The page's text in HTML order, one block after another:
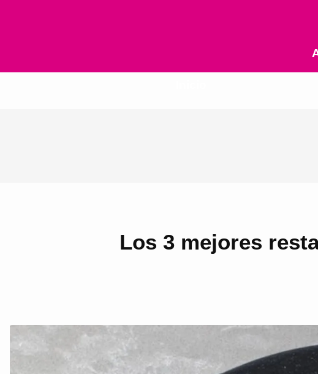
Los 3 mejores